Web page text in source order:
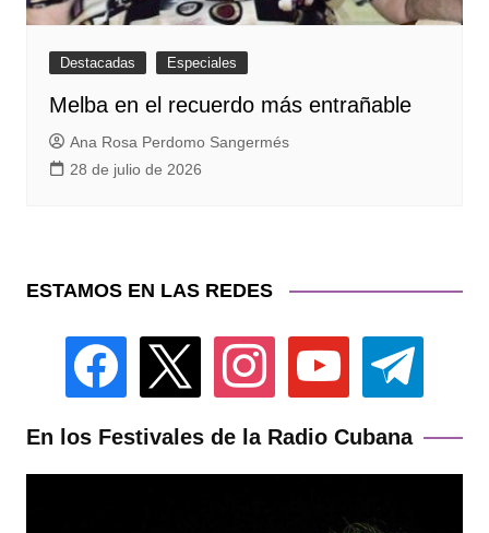
Destacadas Especiales
Melba en el recuerdo más entrañable
Ana Rosa Perdomo Sangermés
28 de julio de 2026
ESTAMOS EN LAS REDES
facebook instagram youtube telegram
En los Festivales de la Radio Cubana